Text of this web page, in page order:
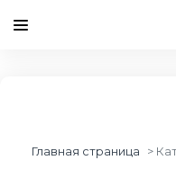
Главная страница